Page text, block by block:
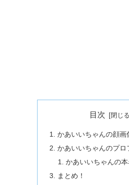
目次
かあいいちゃんの顔画
かあいいちゃんのプロ
かあいいちゃんの本
まとめ！